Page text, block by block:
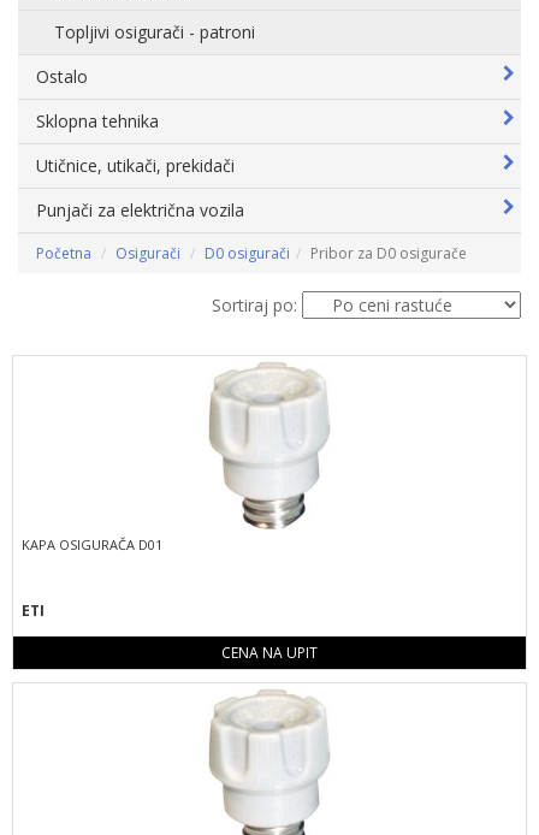
Topljivi osigurači - patroni
Ostalo
Sklopna tehnika
Utičnice, utikači, prekidači
Punjači za električna vozila
Početna Osigurači D0 osigurači Pribor za D0 osigurače
Sortiraj po:
KAPA OSIGURAČA D01
ETI
CENA NA UPIT